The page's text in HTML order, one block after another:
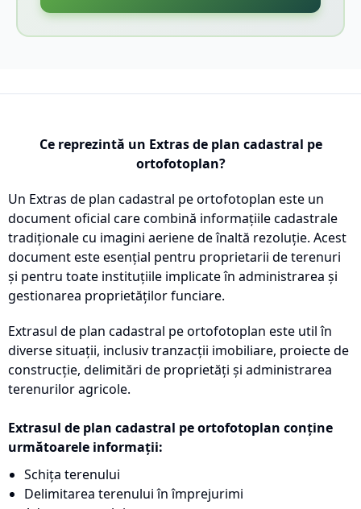
Ce reprezintă un Extras de plan cadastral pe
ortofotoplan?
Un Extras de plan cadastral pe ortofotoplan este un
document oficial care combină informațiile cadastrale
tradiționale cu imagini aeriene de înaltă rezoluție. Acest
document este esențial pentru proprietarii de terenuri
și pentru toate instituțiile implicate în administrarea și
gestionarea proprietăților funciare.
Extrasul de plan cadastral pe ortofotoplan este util în
diverse situații, inclusiv tranzacții imobiliare, proiecte de
construcție, delimitări de proprietăți și administrarea
terenurilor agricole.
Extrasul de plan cadastral pe ortofotoplan conține
următoarele informații:
Schița terenului
Delimitarea terenului în împrejurimi